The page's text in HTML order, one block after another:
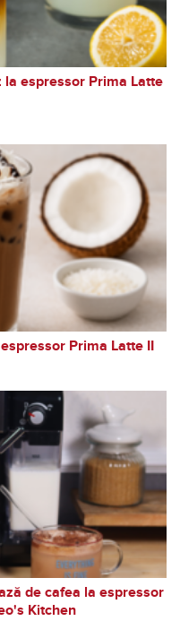
la espressor Prima Latte
Prima Latte II
de cafea la espressor
Kitchen